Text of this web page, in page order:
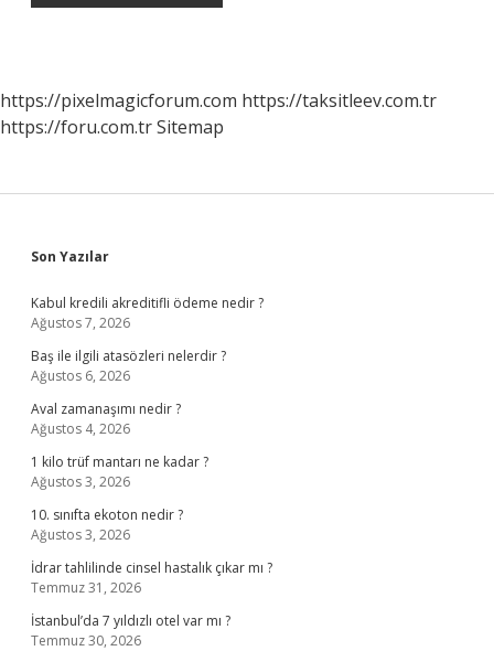
https://pixelmagicforum.com https://taksitleev.com.tr
https://foru.com.trSitemap
Sidebar
Son Yazılar
Kabul kredili akreditifli ödeme nedir ?
Ağustos 7, 2026
Baş ile ilgili atasözleri nelerdir ?
Ağustos 6, 2026
Aval zamanaşımı nedir ?
Ağustos 4, 2026
1 kilo trüf mantarı ne kadar ?
Ağustos 3, 2026
10. sınıfta ekoton nedir ?
Ağustos 3, 2026
İdrar tahlilinde cinsel hastalık çıkar mı ?
Temmuz 31, 2026
İstanbul’da 7 yıldızlı otel var mı ?
Temmuz 30, 2026